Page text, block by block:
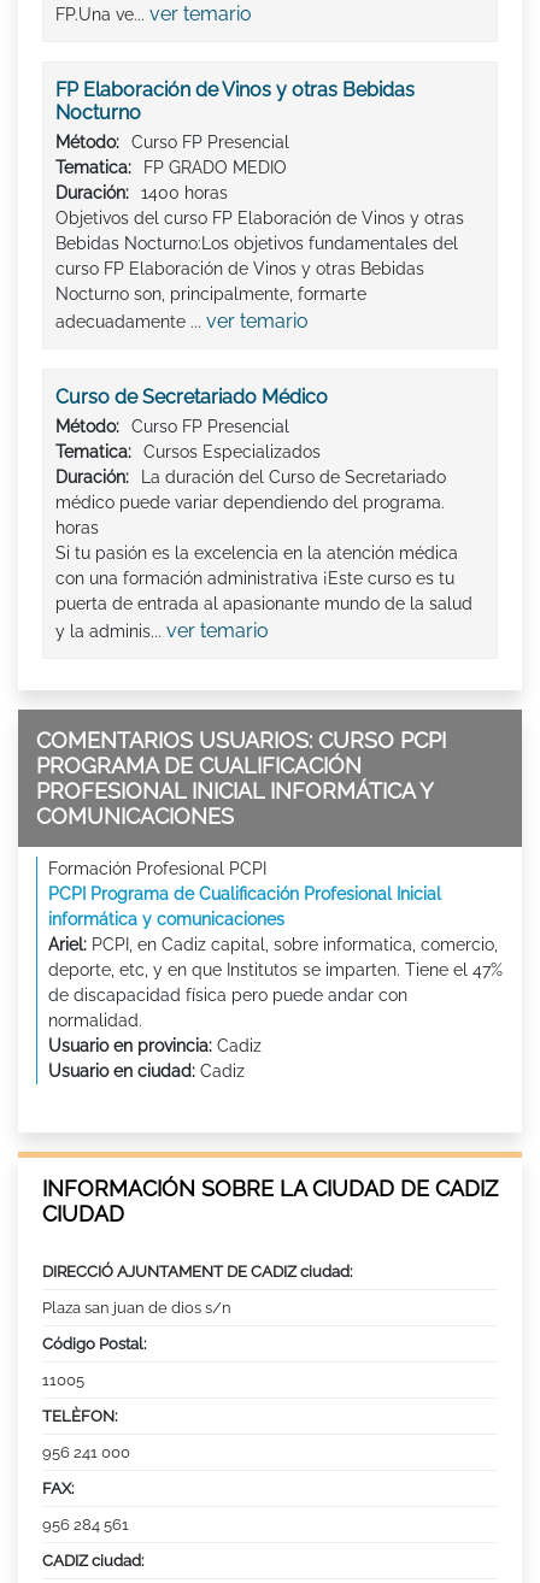
FP.Una ve... ver temario
FP Elaboración de Vinos y otras Bebidas
Nocturno
Método:
Curso FP Presencial
Tematica:
FP GRADO MEDIO
Duración:
1400 horas
Objetivos del curso FP Elaboración de Vinos y otras
Bebidas Nocturno:Los objetivos fundamentales del
curso FP Elaboración de Vinos y otras Bebidas
Nocturno son, principalmente, formarte
adecuadamente ... ver temario
Curso de Secretariado Médico
Método:
Curso FP Presencial
Tematica:
Cursos Especializados
Duración:
La duración del Curso de Secretariado
médico puede variar dependiendo del programa.
horas
Si tu pasión es la excelencia en la atención médica
con una formación administrativa ¡Este curso es tu
puerta de entrada al apasionante mundo de la salud
y la adminis... ver temario
COMENTARIOS USUARIOS: CURSO PCPI
PROGRAMA DE CUALIFICACIÓN
PROFESIONAL INICIAL INFORMÁTICA Y
COMUNICACIONES
Formación Profesional PCPI
PCPI Programa de Cualificación Profesional Inicial
informática y comunicaciones
Ariel: PCPI, en Cadiz capital, sobre informatica, comercio,
deporte, etc, y en que Institutos se imparten. Tiene el 47%
de discapacidad física pero puede andar con
normalidad.
Usuario en provincia: Cadiz
Usuario en ciudad: Cadiz
INFORMACIÓN SOBRE LA CIUDAD DE CADIZ
CIUDAD
DIRECCIÓ AJUNTAMENT DE CADIZ ciudad:
Plaza san juan de dios s/n
Código Postal:
11005
TELÈFON:
956 241 000
FAX:
956 284 561
CADIZ ciudad: